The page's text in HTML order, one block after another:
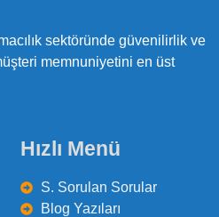
sektöründe güvenilirlik ve
memnuniyetini en üst
Hızlı Menü
S. Sorulan Sorular
Blog Yazıları